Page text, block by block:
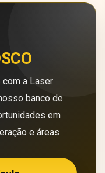
a Laser
banco de
em
e áreas